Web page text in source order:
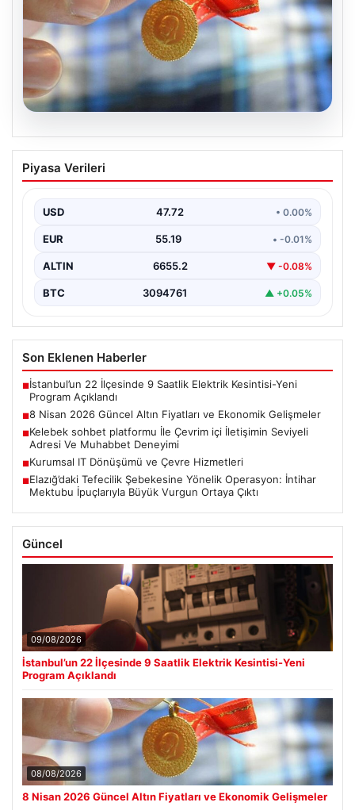
08.08.2026
8 Nisan 2026 Güncel Altın Fiyatları ve
Ekonomik Gelişmeler
jeopolitik gelişmelerle birlikte ekonomik verilerin de
etkisiyle hareketlilik…
Piyasa Verileri
USD 47.72 • 0.00%
EUR 55.19 • -0.01%
ALTIN 6655.2 ▼ -0.08%
BTC 3094761 ▲ +0.05%
Son Eklenen Haberler
■İstanbul’un 22 İlçesinde 9 Saatlik Elektrik Kesintisi-Yeni
Program Açıklandı
■8 Nisan 2026 Güncel Altın Fiyatları ve Ekonomik Gelişmeler
■Kelebek sohbet platformu İle Çevrim içi İletişimin Seviyeli
Adresi Ve Muhabbet Deneyimi
■Kurumsal IT Dönüşümü ve Çevre Hizmetleri
■Elazığ’daki Tefecilik Şebekesine Yönelik Operasyon: İntihar
Mektubu İpuçlarıyla Büyük Vurgun Ortaya Çıktı
Güncel
09/08/2026
İstanbul’un 22 İlçesinde 9 Saatlik Elektrik Kesintisi-Yeni
Program Açıklandı
08/08/2026
8 Nisan 2026 Güncel Altın Fiyatları ve Ekonomik Gelişmeler